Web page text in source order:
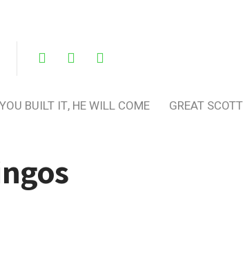
BUILT IT, HE WILL COME GREAT SCOTT